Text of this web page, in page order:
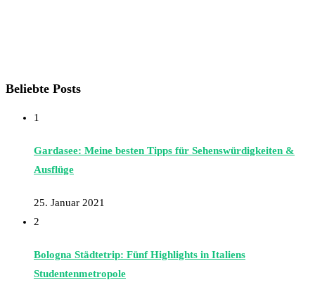
Beliebte Posts
1
Gardasee: Meine besten Tipps für Sehenswürdigkeiten &
Ausflüge
25. Januar 2021
2
Bologna Städtetrip: Fünf Highlights in Italiens
Studentenmetropole